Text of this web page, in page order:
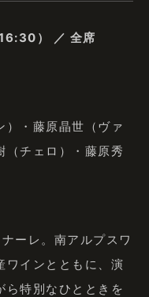
） ／ 全席
）・藤原晶世（ヴァ
（チェロ）・藤原秀
ーレ。南アルプスワ
ワインとともに、演
ら特別なひとときを